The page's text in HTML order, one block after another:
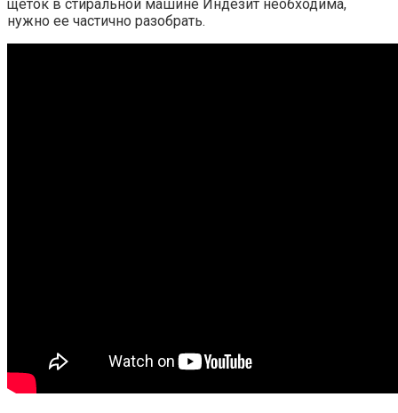
щеток в стиральной машине Индезит необходима,
нужно ее частично разобрать.